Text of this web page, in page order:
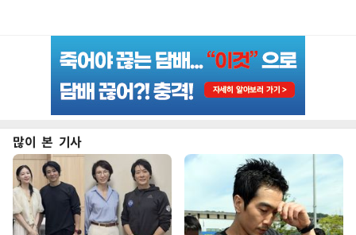
많이 본 기사